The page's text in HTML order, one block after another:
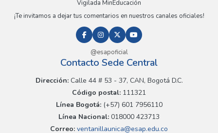
Vigilada MinEducación
¡Te invitamos a dejar tus comentarios en nuestros canales oficiales!
@esapoficial
Contacto Sede Central
Dirección:Calle 44 # 53 - 37, CAN, Bogotá D.C.
Código postal: 111321
Línea Bogotá:(+57) 601 7956110
Línea Nacional: 018000 423713
Correo: ventanillaunica@esap.edu.co